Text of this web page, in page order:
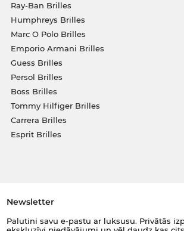
Ray-Ban Brilles
Humphreys Brilles
Marc O Polo Brilles
Emporio Armani Brilles
Guess Brilles
Persol Brilles
Boss Brilles
Tommy Hilfiger Brilles
Carrera Brilles
Esprit Brilles
Newsletter
Palutini savu e-pastu ar luksusu. Privātās